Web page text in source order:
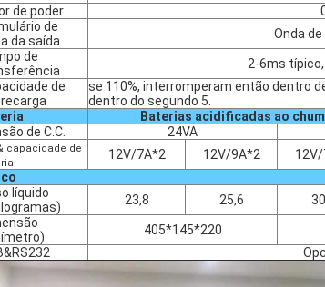
de poder
de
da saída
Onda
de
2-6ms
de
se 110%, interromperam então dentro
dentro do segundo 5.
Baterias acidificadas ao
de C.C.
24VA
capacidade de
12V/7A*2 12V/9A*2
líquido
23,8 25,6
405*145*220